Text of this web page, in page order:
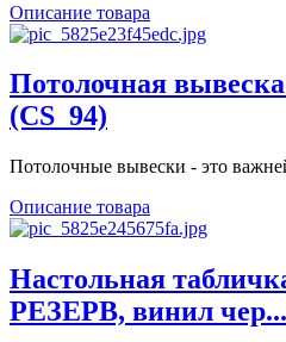
Описание товара
Потолочная
(CS_94)
Потолочные вывески - это
Описание товара
Настольная
РЕЗЕРВ, винил чер...